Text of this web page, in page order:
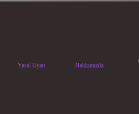
Yasal Uyarı Hakkımızda